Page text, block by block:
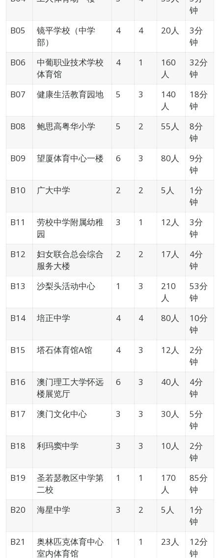
钟
B05
镜平学校（中学
部）
4 4 20人
3分
钟
B06
中葡职业技术学校
体育馆
4 1
160
人
32分
钟
B07
健康生活教育园地 5 3
140
人
18分
钟
B08
鲍思高粤华小学 5 2 55人
8分
钟
B09
望厦体育中心一楼 6 3 80人
9分
钟
B10
广大中学 2 2 5人
1分
钟
B11
劳校中学附属幼稚
园
3 1 12人
3分
钟
B12
妇女联合总会综合
服务大楼
2 2 17人
4分
钟
B13
沙梨头活动中心 1 3
210
人
53分
钟
B14
培正中学 4 4 80人
10分
钟
B15
塔石体育馆A馆 4 3 12人
2分
钟
B16
澳门理工大学怀远
楼展览厅
6 3 40人
4分
钟
B17
澳门文化中心 3 3 30人
5分
钟
B18
利玛窦中学 3 3 10人
2分
钟
B19
圣若瑟教区中学第
二校
1 1
170
人
85分
钟
B20
海星中学 3 2 5人
1分
钟
B21
奥林匹克体育中心
室内体育馆
1 1 23人
12分
钟